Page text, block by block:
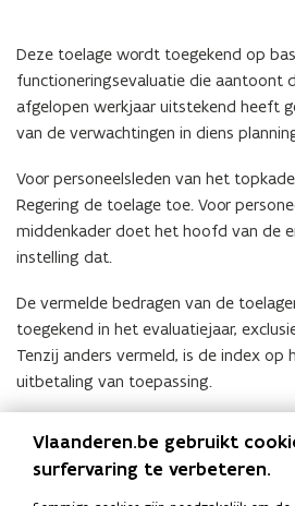
Deze toelage wordt toegekend op
functioneringsevaluatie die aantoont
afgelopen werkjaar uitstekend heeft
van de verwachtingen in diens
Voor personeelsleden van het
Regering de toelage toe. Voor
middenkader doet het hoofd van de
instelling dat.
De vermelde bedragen van de
toegekend in het evaluatiejaar,
Tenzij anders vermeld, is de index op
uitbetaling van toepassing.
Deel deze pagina
Vlaanderen.be gebruikt
surfervaring te verbeteren.